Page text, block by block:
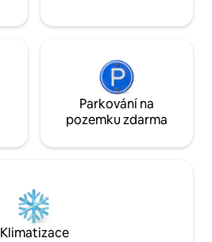
Parkování na
pozemku zdarma
Klimatizace